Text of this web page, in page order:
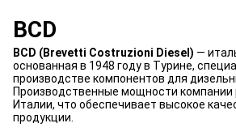
BCD
BCD (Brevetti Costruzioni Diesel) —
основанная в 1948 году в Турине,
производстве компонентов для
Производственные мощности
Италии, что обеспечивает высокое
продукции.